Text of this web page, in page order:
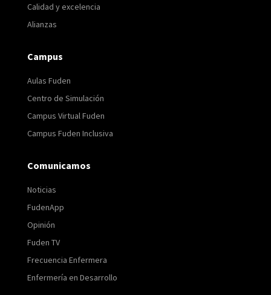
Calidad y excelencia
Alianzas
Campus
Aulas Fuden
Centro de Simulación
Campus Virtual Fuden
Campus Fuden Inclusiva
Comunicamos
Noticias
FudenApp
Opinión
Fuden TV
Frecuencia Enfermera
Enfermería en Desarrollo